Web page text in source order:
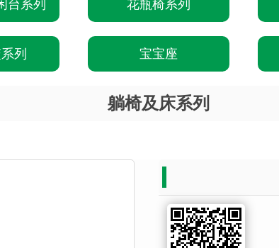
台系列 花瓶椅系列
列 宝宝座
躺椅及床系列